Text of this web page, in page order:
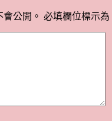
公開。 必填欄位標示為